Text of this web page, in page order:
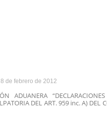
8 de febrero de 2012
ADUANERA
DEL ART. 959 inc. A) DEL